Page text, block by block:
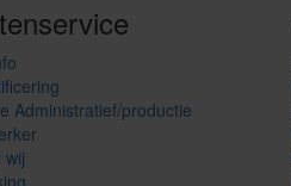
Administratief/productie
wij